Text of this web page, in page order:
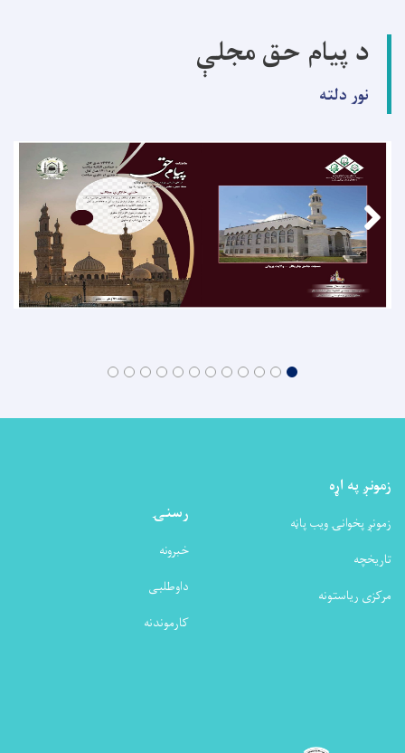
د پیام حق مجلې
نور دلته
زمونږ په اړه
زمونږ پخوانۍ ویب پاڼه
تاریخچه
مرکزی ریاستونه
رسنۍ
خبرونه
داوطلبی
کارموندنه